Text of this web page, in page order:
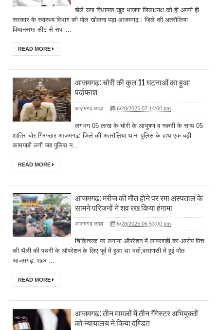
बोले सपा विधायक,खुद भाजपा जिलाध्यक्ष को ही अपनी ही
सरकार के स्वास्थ्य विभाग की पोल खोलना पड़ा आजमगढ़ : जिले की अतरौलिया
विधानसभा सीट से सपा ...
READ MORE
आजमगढ़: चोरी की कुल 11 घटनाओं का हुआ
पर्दाफाश
आज़मगढ़ लाइव 6/28/2025 07:14:00 pm
लगभग 05 लाख के चोरी के आभूषण व नकदी के साथ 05
शातिर चोर गिरफ्तार आजमगढ़: जिले की अतरौलिया थाना पुलिस के हाथ एक बड़ी
कामयाबी लगी जब पुलिस न...
READ MORE
आजमगढ़: मरीज की मौत होने पर रमा अस्पताल के
सामने परिजनों ने शव रख किया हंगामा
आज़मगढ़ लाइव 6/28/2025 06:53:00 pm
चिकित्सक पर लगाया ऑपरेशन में लापरवाही का आरोप पित्त
की थैली की पथरी के ऑपरेशन के लिए पूर्व में हुआ था भर्ती,वाराणसी में हुई मौत
आजमगढ़: शहर ...
READ MORE
आजमगढ़: तीन मामलों में तीन गैंगेस्टर अभियुक्तों
को न्यायालय ने किया दण्डित